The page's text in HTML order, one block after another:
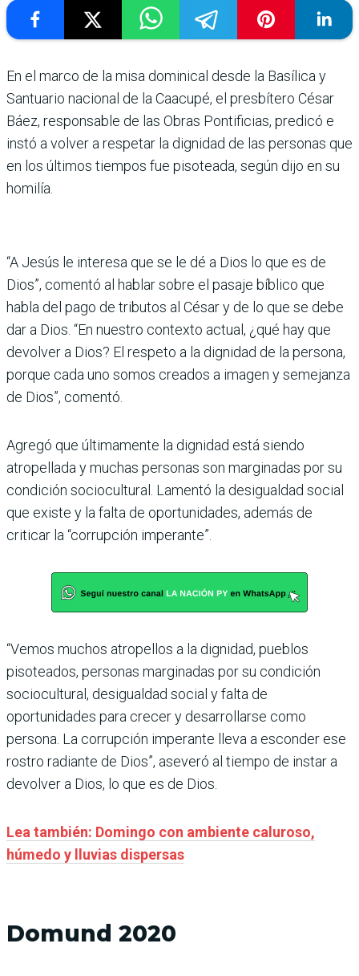
En el marco de la misa dominical desde la Basílica y
Santuario nacional de la Caacupé, el presbítero César
Báez, responsable de las Obras Pontificias, predicó e
instó a volver a respetar la dignidad de las personas que
en los últimos tiempos fue pisoteada, según dijo en su
homilía.
“A Jesús le interesa que se le dé a Dios lo que es de
Dios”, comentó al hablar sobre el pasaje bíblico que
habla del pago de tributos al César y de lo que se debe
dar a Dios. “En nuestro contexto actual, ¿qué hay que
devolver a Dios? El respeto a la dignidad de la persona,
porque cada uno somos creados a imagen y semejanza
de Dios”, comentó.
Agregó que últimamente la dignidad está siendo
atropellada y muchas personas son marginadas por su
condición sociocultural. Lamentó la desigualdad social
que existe y la falta de oportunidades, además de
criticar la “corrupción imperante”.
“Vemos muchos atropellos a la dignidad, pueblos
pisoteados, personas marginadas por su condición
sociocultural, desigualdad social y falta de
oportunidades para crecer y desarrollarse como
persona. La corrupción imperante lleva a esconder ese
rostro radiante de Dios”, aseveró al tiempo de instar a
devolver a Dios, lo que es de Dios.
Lea también: Domingo con ambiente caluroso,
húmedo y lluvias dispersas
Domund 2020